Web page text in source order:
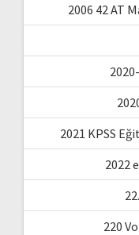
2006 42 AT
2021 KPSS
2022
220